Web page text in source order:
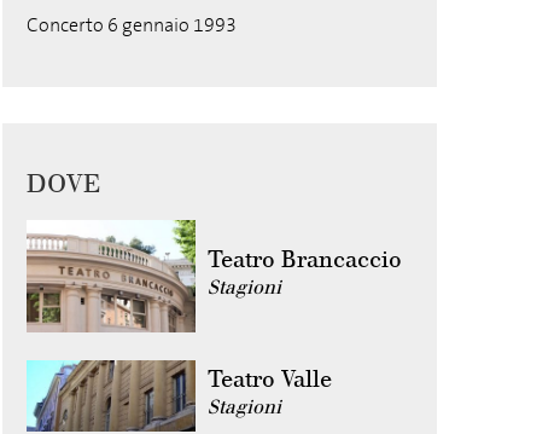
Concerto 6 gennaio 1993
DOVE
Teatro Brancaccio
Stagioni
Teatro Valle
Stagioni